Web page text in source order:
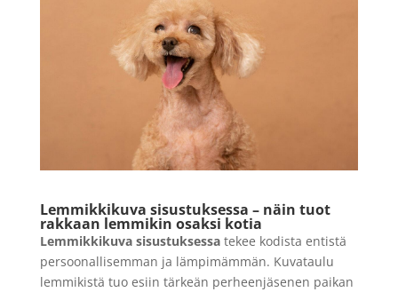
Lemmikkikuva sisustuksessa – näin tuot
rakkaan lemmikin osaksi kotia
Lemmikkikuva sisustuksessatekee kodista entistä
persoonallisemman ja lämpimämmän. Kuvataulu
lemmikistä tuo esiin tärkeän perheenjäsenen paikan
ADOX CHS 100 II
mustavalkofilmi 120
9,90€